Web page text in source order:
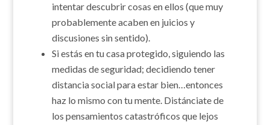
intentar descubrir cosas en ellos (que muy
probablemente acaben en juicios y
discusiones sin sentido).
Si estás en tu casa protegido, siguiendo las
medidas de seguridad; decidiendo tener
distancia social para estar bien…entonces
haz lo mismo con tu mente. Distánciate de
los pensamientos catastróficos que lejos